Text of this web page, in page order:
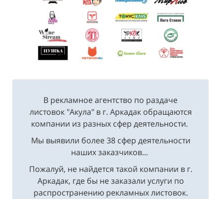
В рекламное агентство по раздаче
листовок "Акула" в г. Аркадак обращаются
компании из разных сфер деятельности.
Мы выявили более 38 сфер деятельности
наших заказчиков...
Пожалуй, не найдется такой компании в г.
Аркадак, где бы не заказали услуги по
распространению рекламных листовок.